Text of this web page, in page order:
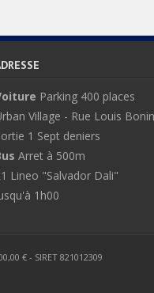
Parking 400 places
Village - Rue Louis
1 Sept deniers
Arret à 500m
Lineo "Salvador Dali"
1h00
€ - SIRET 821012309